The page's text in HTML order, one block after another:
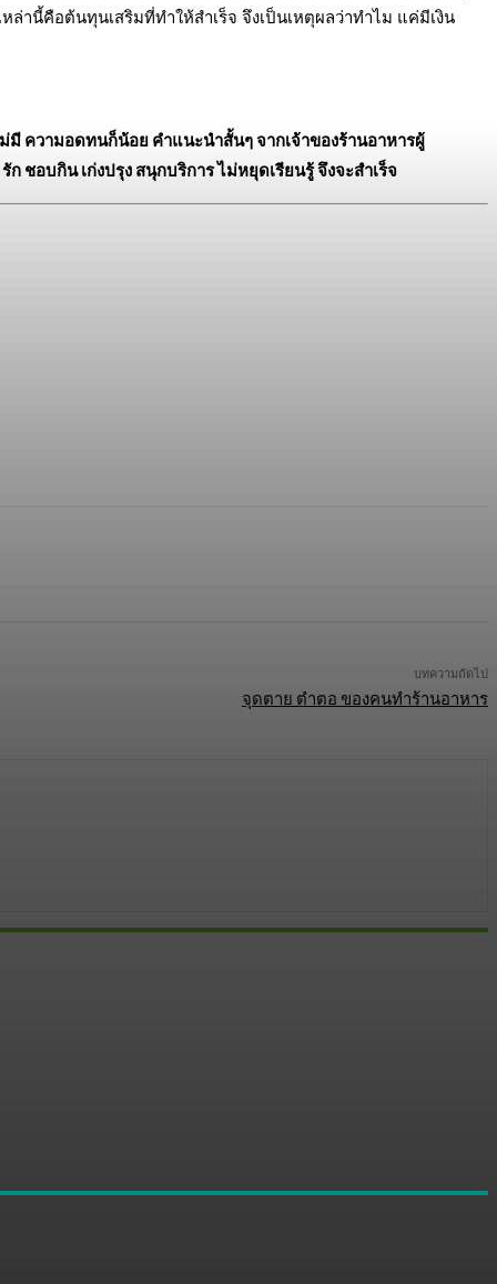
ล่านี้คือต้นทุนเสริมที่ทำให้สำเร็จ จึงเป็นเหตุผลว่าทำไม แค่มีเงิน
มี ความอดทนก็น้อย คำแนะนำสั้นๆ จากเจ้าของร้านอาหารผู้
ชอบกิน เก่งปรุง สนุกบริการ ไม่หยุดเรียนรู้ จึงจะสำเร็จ
บทความถัดไป
จุดตาย ตำตอ ของคนทำร้านอาหาร